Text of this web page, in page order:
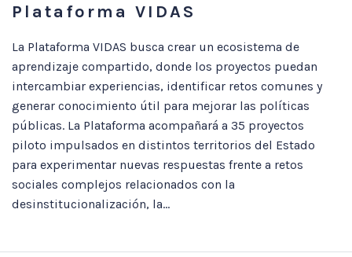
Plataforma VIDAS
La Plataforma VIDAS busca crear un ecosistema de
aprendizaje compartido, donde los proyectos puedan
intercambiar experiencias, identificar retos comunes y
generar conocimiento útil para mejorar las políticas
públicas. La Plataforma acompañará a 35 proyectos
piloto impulsados en distintos territorios del Estado
para experimentar nuevas respuestas frente a retos
sociales complejos relacionados con la
desinstitucionalización, la...